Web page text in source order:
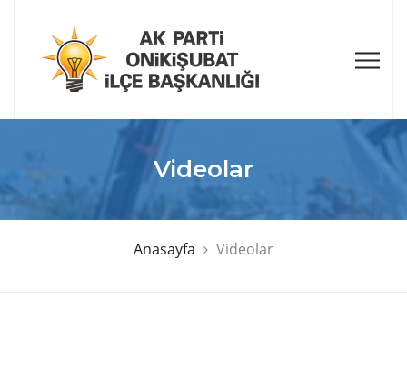
Videolar
Anasayfa Videolar